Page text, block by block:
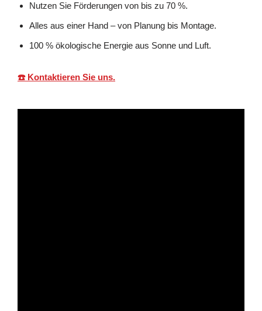
Nutzen Sie Förderungen von bis zu 70 %.
Alles aus einer Hand – von Planung bis Montage.
100 % ökologische Energie aus Sonne und Luft.
☎️ Kontaktieren Sie uns.